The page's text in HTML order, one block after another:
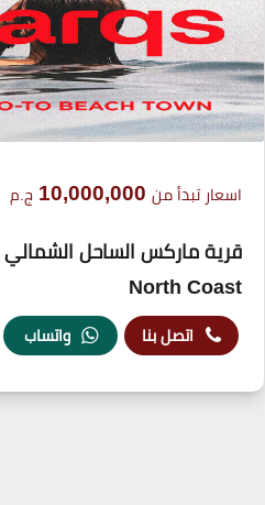
اسعار تبدأ من 10,000,000 ج.م
North Coast
اتصل بنا واتساب